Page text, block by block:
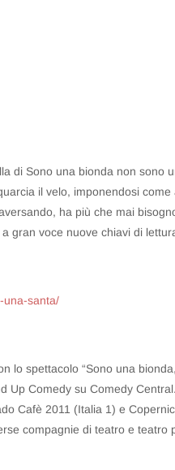
di Sono una bionda non sono
il velo, imponendosi
ha più che mai
gran voce nuove chiavi di
una-santa/
lo spettacolo “Sono una
Up Comedy su Comedy
Cafè 2011 (Italia 1) e
compagnie di teatro e teatro